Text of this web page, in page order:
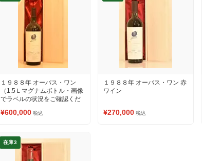
１９８８年 オーパス・ワン
（1.5Ｌマグナムボトル・画像
でラベルの状況をご確認くだ
¥600,000 税込
１９８８年 オーパス・ワン 赤
ワイン
¥270,000 税込
在庫3